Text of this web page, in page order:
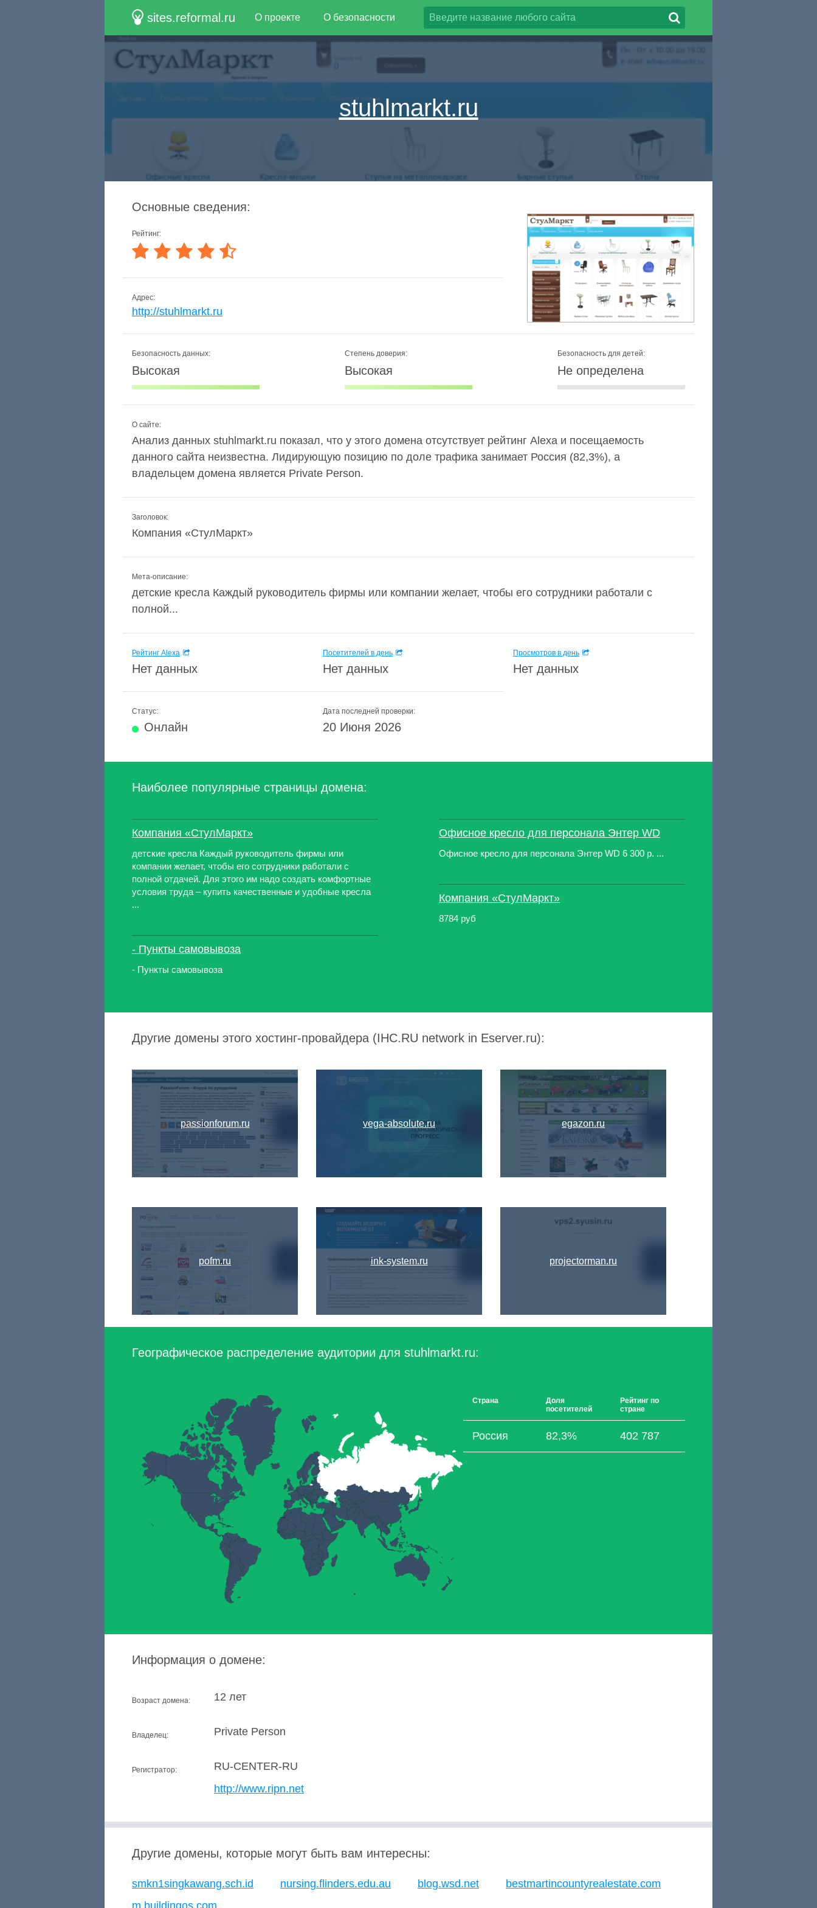
sites.reformal.ru О проекте О безопасности
stuhlmarkt.ru
Основные сведения:
Рейтинг:
Адрес:
http://stuhlmarkt.ru
Безопасность данных:
Высокая
Степень доверия:
Высокая
Безопасность для детей:
Не определена
О сайте:
Анализ данных stuhlmarkt.ru показал, что у этого домена отсутствует рейтинг Alexa и посещаемость
данного сайта неизвестна. Лидирующую позицию по доле трафика занимает Россия (82,3%), а
владельцем домена является Private Person.
Заголовок:
Компания «СтулМаркт»
Мета-описание:
детские кресла Каждый руководитель фирмы или компании желает, чтобы его сотрудники работали с
полной...
Рейтинг Alexa
Нет данных
Посетителей в день
Нет данных
Просмотров в день
Нет данных
Статус:
Онлайн
Дата последней проверки:
20 Июня 2026
Наиболее популярные страницы домена:
Компания «СтулМаркт»
детские кресла Каждый руководитель фирмы или
компании желает, чтобы его сотрудники работали с
полной отдачей. Для этого им надо создать комфортные
условия труда – купить качественные и удобные кресла
...
- Пункты самовывоза
- Пункты самовывоза
Офисное кресло для персонала Энтер WD
Офисное кресло для персонала Энтер WD 6 300 р. ...
Компания «СтулМаркт»
8784 руб
Другие домены этого хостинг-провайдера (IHC.RU network in Eserver.ru):
passionforum.ru
pofm.ru
vega-absolute.ru
ink-system.ru
egazon.ru
projectorman.ru
Географическое распределение аудитории для stuhlmarkt.ru:
Страна
Доля
посетителей
Рейтинг по
стране
Россия 82,3% 402 787
Информация о домене:
Возраст домена: 12 лет
Владелец: Private Person
Регистратор:
RU-CENTER-RU
http://www.ripn.net
Другие домены, которые могут быть вам интересны:
smkn1singkawang.sch.id nursing.flinders.edu.au blog.wsd.net
bestmartincountyrealestate.com
m.buildingos.com